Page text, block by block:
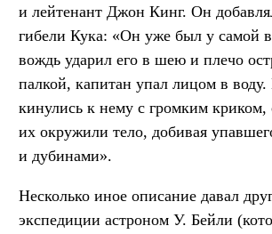
и лейтенант Джон Кинг. Он
гибели Кука: «Он уже был у самой
вождь ударил его в шею и плечо
палкой, капитан упал лицом в
кинулись к нему с громким криком,
их окружили тело, добивая
и дубинами».
Несколько иное описание давал
экспедиции астроном У. Бейли